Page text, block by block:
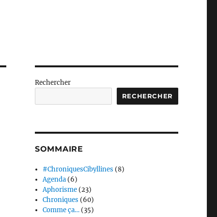
Rechercher
RECHERCHER
SOMMAIRE
#ChroniquesCibyllines (8)
Agenda (6)
Aphorisme (23)
Chroniques (60)
Comme ça… (35)